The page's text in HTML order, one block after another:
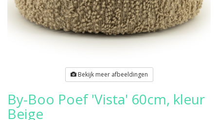
Bekijk meer afbeeldingen
By-Boo Poef 'Vista' 60cm, kleur
Beige